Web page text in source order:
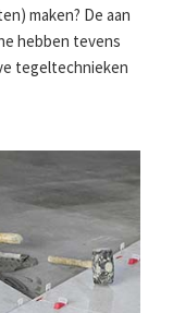
maken? De aan
hebben tevens
tegeltechnieken